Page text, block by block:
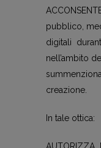
pubblico,
digitali
nell’ambito
creazione.
In tale ottica: